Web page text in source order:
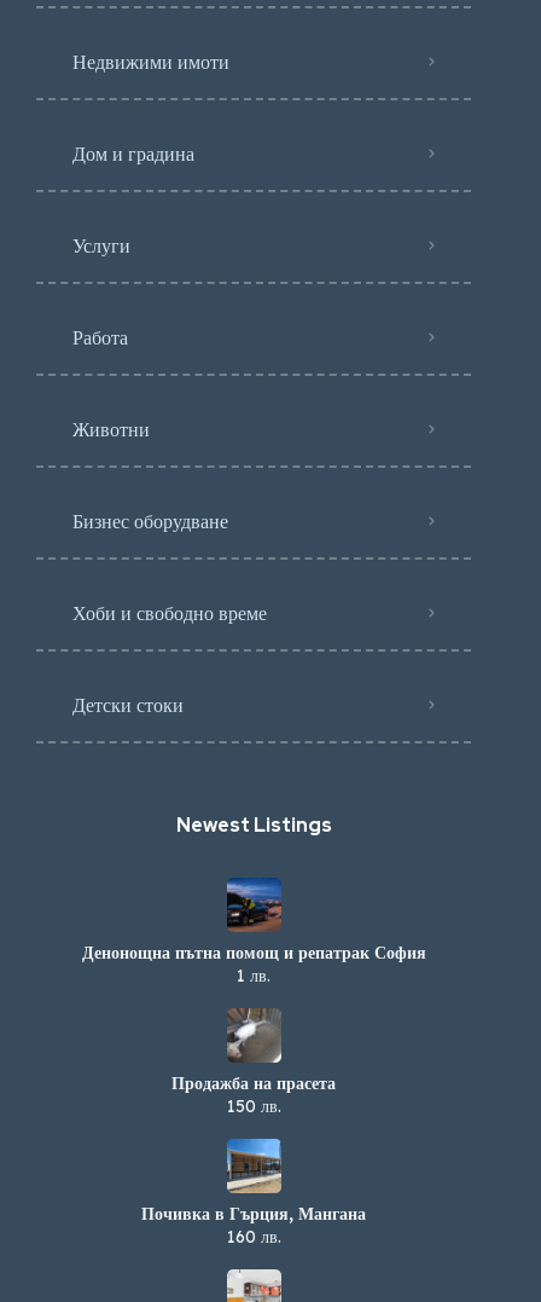
Недвижими имоти
Дом и градина
Услуги
Работа
Животни
Бизнес оборудване
Хоби и свободно време
Детски стоки
Newest Listings​
Денонощна пътна помощ и репатрак София
1 лв.
Продажба на прасета
150 лв.
Почивка в Гърция, Мангана
160 лв.